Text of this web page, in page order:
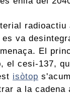
radioactiu
va
El
el cesi-137,
isòtop
a la cadena